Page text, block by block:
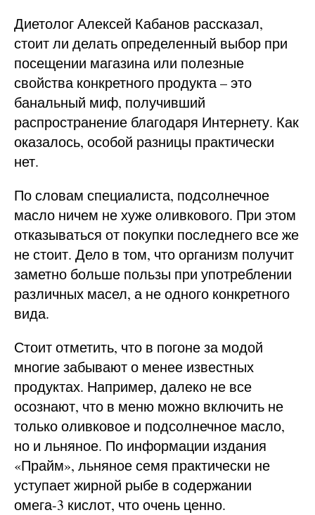
Диетолог Алексей Кабанов рассказал,
стоит ли делать определенный выбор при
посещении магазина или полезные
свойства конкретного продукта – это
банальный миф, получивший
распространение благодаря Интернету. Как
оказалось, особой разницы практически
нет.
По словам специалиста, подсолнечное
масло ничем не хуже оливкового. При этом
отказываться от покупки последнего все же
не стоит. Дело в том, что организм получит
заметно больше пользы при употреблении
различных масел, а не одного конкретного
вида.
Стоит отметить, что в погоне за модой
многие забывают о менее известных
продуктах. Например, далеко не все
осознают, что в меню можно включить не
только оливковое и подсолнечное масло,
но и льняное. По информации издания
«Прайм», льняное семя практически не
уступает жирной рыбе в содержании
омега-3 кислот, что очень ценно.